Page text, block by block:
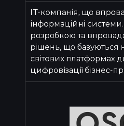
IT-компанія, що
інформаційні
розробкою та
рішень, що базуються
світових платформах
цифровізації бізнес-